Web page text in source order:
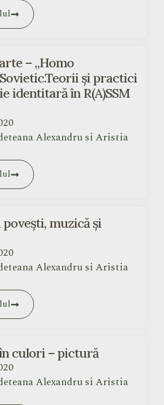
– „Homo
și practici
identitară în R(A)SSM
Alexandru si Aristia
muzică și
Alexandru si Aristia
culori – pictură
Alexandru si Aristia